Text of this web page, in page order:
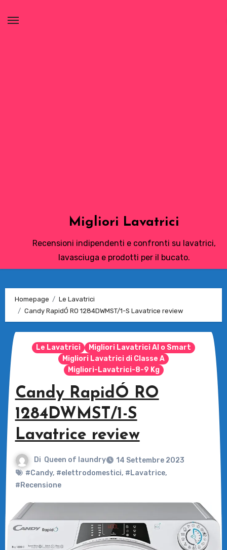
Migliori Lavatrici
Recensioni indipendenti e confronti su lavatrici,
lavasciuga e prodotti per il bucato.
Homepage
Le Lavatrici
Candy RapidÓ RO 1284DWMST/1-S Lavatrice review
Le Lavatrici
Migliori Lavatrici AI o Smart
Migliori Lavatrici di Classe A
Migliori-Lavatrici-8-9 Kg
Candy RapidÓ RO
1284DWMST/1-S
Lavatrice review
Di Queen of laundry
14 Settembre 2023
#Candy, #elettrodomestici, #Lavatrice,
#Recensione